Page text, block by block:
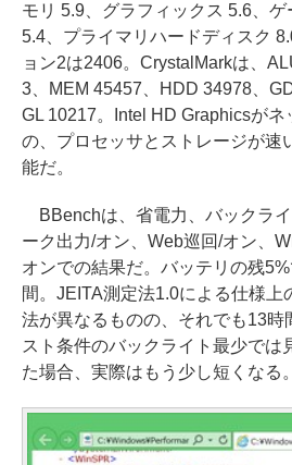
モリ 5.9、グラフィックス 5.6、
5.4、プライマリハードディスク
ョン2は2406。CrystalMarkは、
3、MEM 45457、HDD 34978、
GL 10217。Intel HD Graphicsが
の、プロセッサとストレージが速
能だ。
BBenchは、省電力、バックラ
ーク出力/オン、Web巡回/オン、
オンでの結果だ。バッテリの残
間。JEITA測定法1.0による仕様上
法が異なるものの、それでも13時
スト条件のバックライト最少では
た場合、実際はもう少し短くなる。